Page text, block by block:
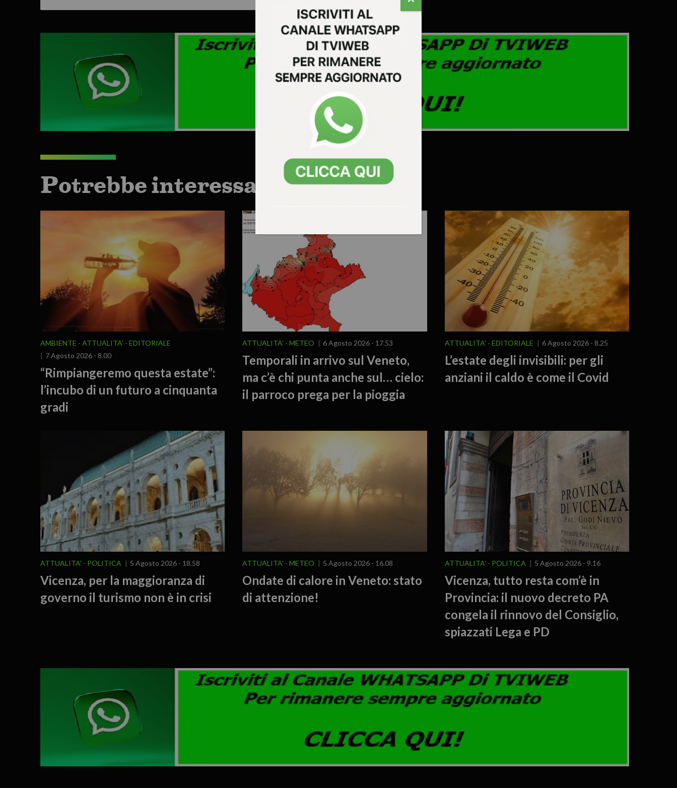
Potrebbe interessarti anche:
AMBIENTE ATTUALITA'
EDITORIALE
7 Agosto 2026 - 8.00
“Rimpiangeremo questa estate”:
l’incubo di un futuro a cinquanta
gradi
ATTUALITA' METEO 6 Agosto 2026 - 17.53
Temporali in arrivo sul Veneto,
ma c’è chi punta anche sul… cielo:
il parroco prega per la pioggia
ATTUALITA' EDITORIALE 6 Agosto 2026 - 8.25
L’estate degli invisibili: per gli
anziani il caldo è come il Covid
ATTUALITA' POLITICA 5 Agosto 2026 - 18.58
Vicenza, per la maggioranza di
governo il turismo non è in crisi
ATTUALITA' METEO 5 Agosto 2026 - 16.08
Ondate di calore in Veneto: stato
di attenzione!
ATTUALITA' POLITICA 5 Agosto 2026 - 9.16
Vicenza, tutto resta com’è in
Provincia: il nuovo decreto PA
congela il rinnovo del Consiglio,
spiazzati Lega e PD